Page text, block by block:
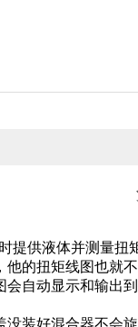
提供液体并测量扭
的扭矩线图也就不
自动显示和输出到
装好混合器不会旋